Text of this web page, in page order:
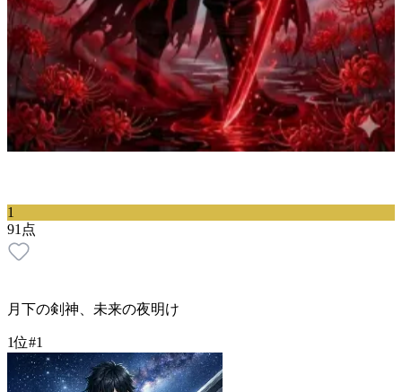
1
91 点
月下の剣神、未来の夜明け
1位#1